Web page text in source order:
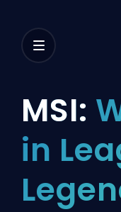
MSI:
in